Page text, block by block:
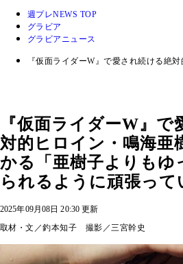
週プレNEWS TOP
グラビア
グラビアニュース
『仮面ライダーW』で愛され続ける絶
『仮面ライダーW』
対的ヒロイン・鳴海亜
かる「亜樹子よりもゆ
られるように頑張って
2025年09月08日 20:30 更新
取材・文／釣本知子 撮影／三宮幹史